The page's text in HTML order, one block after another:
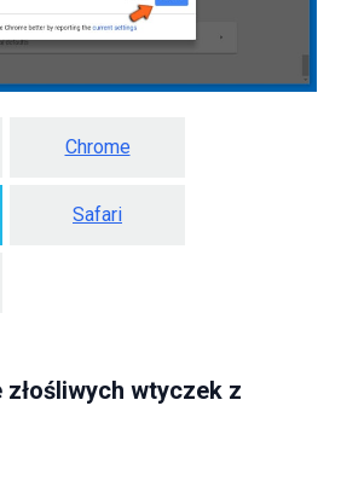
Chrome
Safari
złośliwych wtyczek z